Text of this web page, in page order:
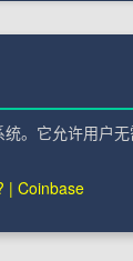
。它允许用户
| Coinbase